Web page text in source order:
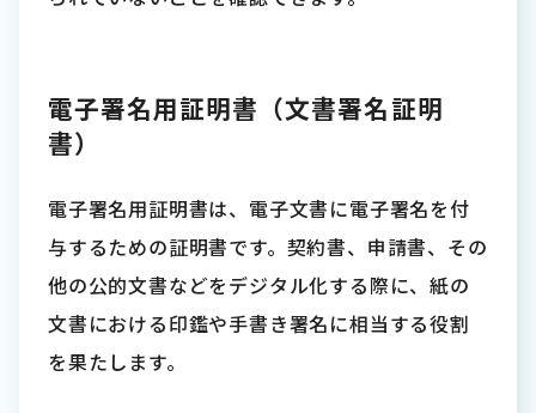
電子署名用証明書（文書署名証明
書）
電子署名用証明書は、電子文書に電子署名を付
与するための証明書です。契約書、申請書、その
他の公的文書などをデジタル化する際に、紙の
文書における印鑑や手書き署名に相当する役割
を果たします。